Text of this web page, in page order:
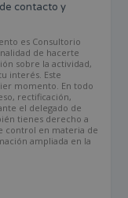
contacto y
es Consultorio
de hacerte
sobre la actividad,
interés. Este
momento. En todo
rectificación,
el delegado de
tienes derecho a
control en materia de
ampliada en la